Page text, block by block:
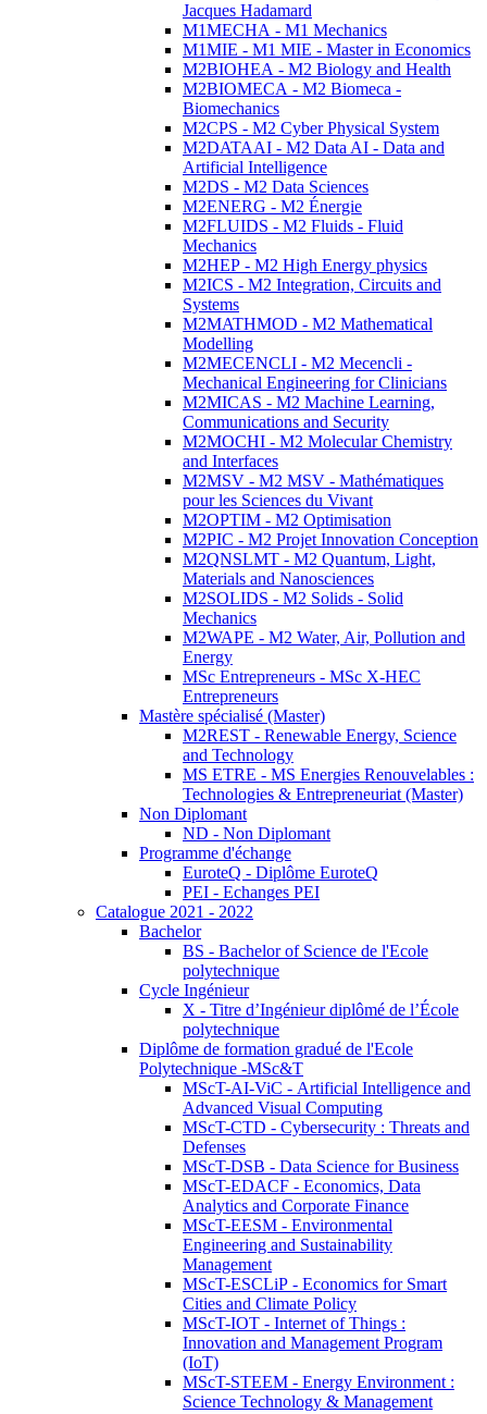
Jacques Hadamard
M1MECHA - M1 Mechanics
M1MIE - M1 MIE - Master in Economics
M2BIOHEA - M2 Biology and Health
M2BIOMECA - M2 Biomeca -
Biomechanics
M2CPS - M2 Cyber Physical System
M2DATAAI - M2 Data AI - Data and
Artificial Intelligence
M2DS - M2 Data Sciences
M2ENERG - M2 Énergie
M2FLUIDS - M2 Fluids - Fluid
Mechanics
M2HEP - M2 High Energy physics
M2ICS - M2 Integration, Circuits and
Systems
M2MATHMOD - M2 Mathematical
Modelling
M2MECENCLI - M2 Mecencli -
Mechanical Engineering for Clinicians
M2MICAS - M2 Machine Learning,
Communications and Security
M2MOCHI - M2 Molecular Chemistry
and Interfaces
M2MSV - M2 MSV - Mathématiques
pour les Sciences du Vivant
M2OPTIM - M2 Optimisation
M2PIC - M2 Projet Innovation Conception
M2QNSLMT - M2 Quantum, Light,
Materials and Nanosciences
M2SOLIDS - M2 Solids - Solid
Mechanics
M2WAPE - M2 Water, Air, Pollution and
Energy
MSc Entrepreneurs - MSc X-HEC
Entrepreneurs
Mastère spécialisé (Master)
M2REST - Renewable Energy, Science
and Technology
MS ETRE - MS Energies Renouvelables :
Technologies & Entrepreneuriat (Master)
Non Diplomant
ND - Non Diplomant
Programme d'échange
EuroteQ - Diplôme EuroteQ
PEI - Echanges PEI
Catalogue 2021 - 2022
Bachelor
BS - Bachelor of Science de l'Ecole
polytechnique
Cycle Ingénieur
X - Titre d’Ingénieur diplômé de l’École
polytechnique
Diplôme de formation gradué de l'Ecole
Polytechnique -MSc&T
MScT-AI-ViC - Artificial Intelligence and
Advanced Visual Computing
MScT-CTD - Cybersecurity : Threats and
Defenses
MScT-DSB - Data Science for Business
MScT-EDACF - Economics, Data
Analytics and Corporate Finance
MScT-EESM - Environmental
Engineering and Sustainability
Management
MScT-ESCLiP - Economics for Smart
Cities and Climate Policy
MScT-IOT - Internet of Things :
Innovation and Management Program
(IoT)
MScT-STEEM - Energy Environment :
Science Technology & Management